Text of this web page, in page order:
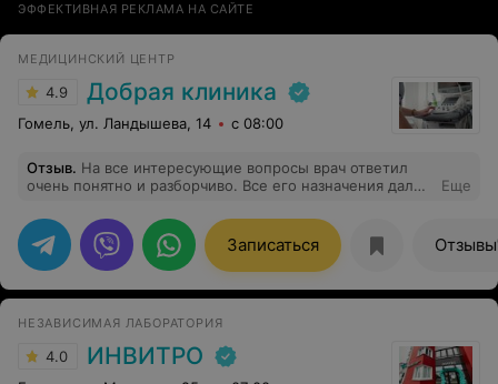
ЭФФЕКТИВНАЯ РЕКЛАМА НА САЙТЕ
МЕДИЦИНСКИЙ ЦЕНТР
4.9 Добрая клиника
Гомель, ул. Ландышева, 14 с 08:00
Отзыв. На все интересующие вопросы врач ответил
очень понятно и разборчиво. Все его назначения дали
довольна. Спасибо огромное!
Еще
Записаться Отзывы
НЕЗАВИСИМАЯ ЛАБОРАТОРИЯ
4.0 ИНВИТРО